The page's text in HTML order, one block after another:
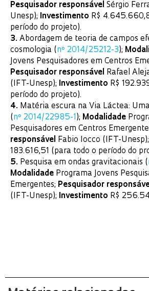
Pesquisador responsável Sérgio
Unesp); Investimento R$
período do projeto).
3. Abordagem de teoria de campos
cosmologia ( nº 2014/25212-3);
Jovens Pesquisadores em Centros
Pesquisador responsável Rafael
(IFT-Unesp); Investimento R$
período do projeto).
4. Matéria escura na Via Láctea:
( nº 2014/22985-1 ); Modalidade
Pesquisadores em Centros
responsável Fabio Iocco (IFT-Unesp);
183.616,51 (para todo o período do
5. Pesquisa em ondas gravitacionais (
Modalidade Programa Jovens
Emergentes; Pesquisador
(IFT-Unesp); Investimento R$